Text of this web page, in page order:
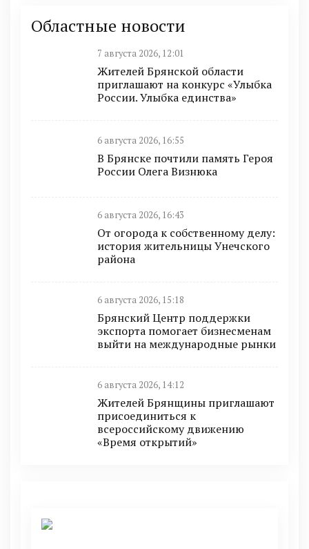
Областные новости
7 августа 2026, 12:01
Жителей Брянской области
приглашают на конкурс «Улыбка
России. Улыбка единства»
6 августа 2026, 16:55
В Брянске почтили память Героя
России Олега Визнюка
6 августа 2026, 16:43
От огорода к собственному делу:
история жительницы Унечского
района
6 августа 2026, 15:18
Брянский Центр поддержки
экспорта помогает бизнесменам
выйти на международные рынки
6 августа 2026, 14:12
Жителей Брянщины приглашают
присоединиться к
всероссийскому движению
«Время открытий»